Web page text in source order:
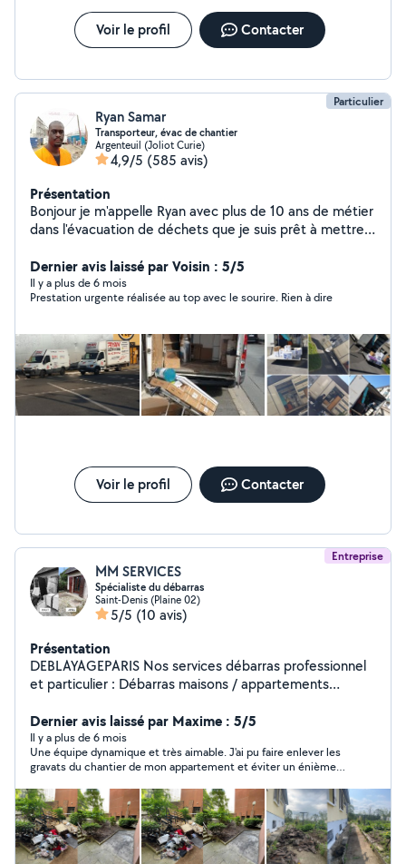
Tonte, taille de haies et d'arbustes Désherbage
Nettoyage d'allées et terrasses Remise en état
d'espaces extérieurs Entretien piscine Nettoyage
nous adaptons à vos besoins et intervenons
Voir le profil Contacter
Particulier
Ryan Samar
Transporteur, évac de chantier
Argenteuil (Joliot Curie)
4,9/5 (585 avis)
Présentation
Bonjour je m'appelle Ryan avec plus de 10 ans de métier
dans l'évacuation de déchets que je suis prêt à mettre à
disponible à toute heure
Dernier avis laissé par Voisin : 5/5
Il y a plus de 6 mois
Prestation urgente réalisée au top avec le sourire. Rien à dire
Voir le profil Contacter
Entreprise
MM SERVICES
Spécialiste du débarras
Saint-Denis (Plaine 02)
5/5 (10 avis)
Présentation
DEBLAYAGEPARIS Nos services débarras professionnel
et particulier : Débarras maisons / appartements
sinistres (inondation, incendies, logements insalubres)
Débarras liés à des successions urgentes Visibles sur
tous les réseaux : deblayageparis
Dernier avis laissé par Maxime : 5/5
Il y a plus de 6 mois
Une équipe dynamique et très aimable. J'ai pu faire enlever les
gravats du chantier de mon appartement et éviter un énième